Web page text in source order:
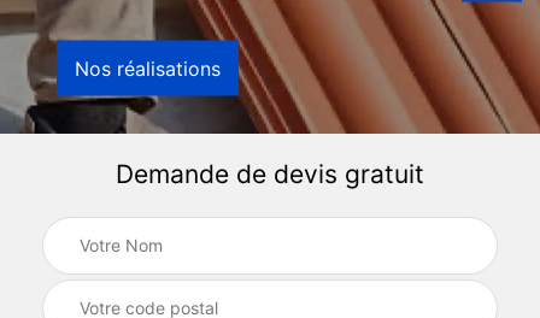
Nos réalisations
Demande de devis gratuit